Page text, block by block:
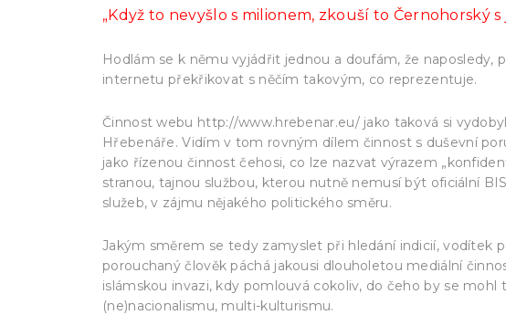
„Když to nevyšlo s milionem, zkouší to Černohorský s
Hodlám se k němu vyjádřit jednou a doufám, že naposledy,
internetu překřikovat s něčím takovým, co reprezentuje.
Činnost webu http://www.hrebenar.eu/ jako taková si
Hřebenáře. Vidím v tom rovným dílem činnost s duševní
jako řízenou činnost čehosi, co lze nazvat výrazem
stranou, tajnou službou, kterou nutně nemusí být oficiální
služeb, v zájmu nějakého politického směru.
Jakým směrem se tedy zamyslet při hledání indicií, vodítek
porouchaný člověk páchá jakousi dlouholetou mediální
islámskou invazi, kdy pomlouvá cokoliv, do čeho by se
(ne)nacionalismu, multi-kulturismu.